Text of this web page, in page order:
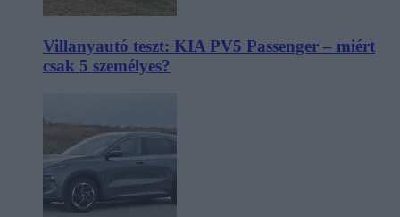
Villanyautó teszt: KIA PV5 Passenger – miért
csak 5 személyes?